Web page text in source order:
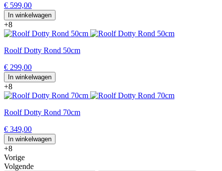
€ 599,00
In winkelwagen
+8
Roolf Dotty Rond 50cm
€ 299,00
In winkelwagen
+8
Roolf Dotty Rond 70cm
€ 349,00
In winkelwagen
+8
Vorige
Volgende